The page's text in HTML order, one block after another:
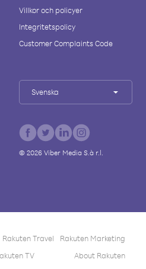
Villkor och policyer
Integritetspolicy
Customer Complaints Code
Svenska
© 2026Viber Media S.à r.l.
Rakuten Travel
Rakuten Marketing
TV About Rakuten